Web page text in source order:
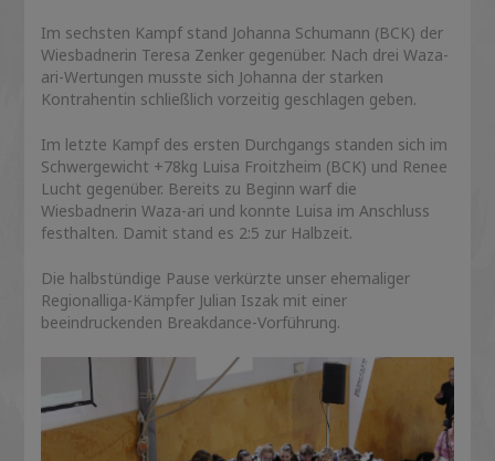
Im sechsten Kampf stand Johanna Schumann (BCK) der
Wiesbadnerin Teresa Zenker gegenüber. Nach drei Waza-
ari-Wertungen musste sich Johanna der starken
Kontrahentin schließlich vorzeitig geschlagen geben.
Im letzte Kampf des ersten Durchgangs standen sich im
Schwergewicht +78kg Luisa Froitzheim (BCK) und Renee
Lucht gegenüber. Bereits zu Beginn warf die
Wiesbadnerin Waza-ari und konnte Luisa im Anschluss
festhalten. Damit stand es 2:5 zur Halbzeit.
Die halbstündige Pause verkürzte unser ehemaliger
Regionalliga-Kämpfer Julian Iszak mit einer
beeindruckenden Breakdance-Vorführung.